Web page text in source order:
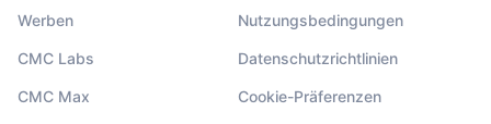
Werben
CMC Labs
CMC Max
Nutzungsbedingungen
Datenschutzrichtlinien
Cookie-Präferenzen